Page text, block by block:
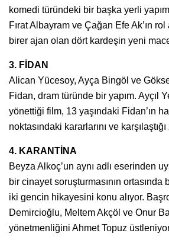
komedi türündeki bir başka yerli
Fırat Albayram ve Çağan Efe Ak’ın rol
birer ajan olan dört kardeşin yeni
3. FİDAN
Alican Yücesoy, Ayça Bingöl ve Göksel
Fidan, dram türünde bir yapım. Ayçıl
yönettiği film, 13 yaşındaki Fidan’ın
noktasındaki kararlarını ve
4. KARANTİNA
Beyza Alkoç’un aynı adlı eserinden
bir cinayet soruşturmasının ortasında
iki gencin hikayesini konu alıyor.
Demircioğlu, Meltem Akçöl ve Onur
yönetmenliğini Ahmet Topuz